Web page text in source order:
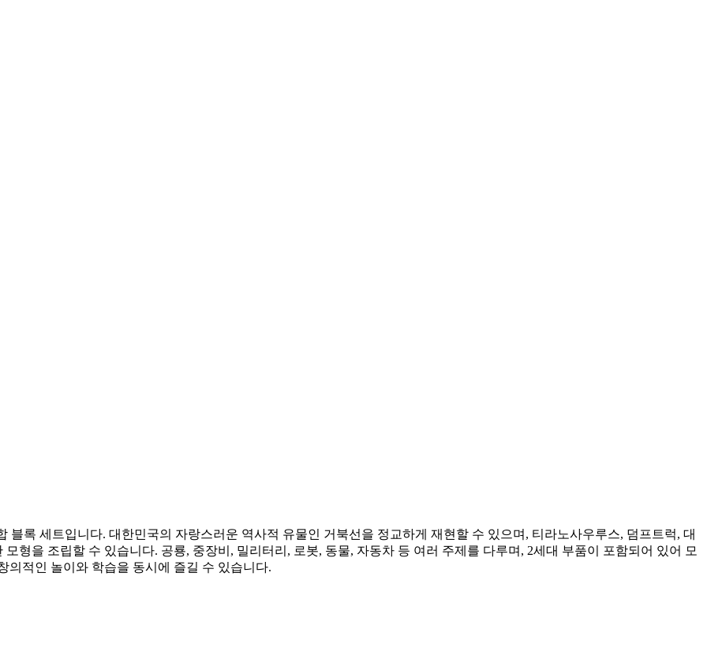
블록 세트입니다. 대한민국의 자랑스러운 역사적 유물인 거북선을 정교하게 재현할 수 있으며, 티라노사우루스, 덤프트럭, 대
형을 조립할 수 있습니다. 공룡, 중장비, 밀리터리, 로봇, 동물, 자동차 등 여러 주제를 다루며, 2세대 부품이 포함되어 있어 모
의적인 놀이와 학습을 동시에 즐길 수 있습니다.